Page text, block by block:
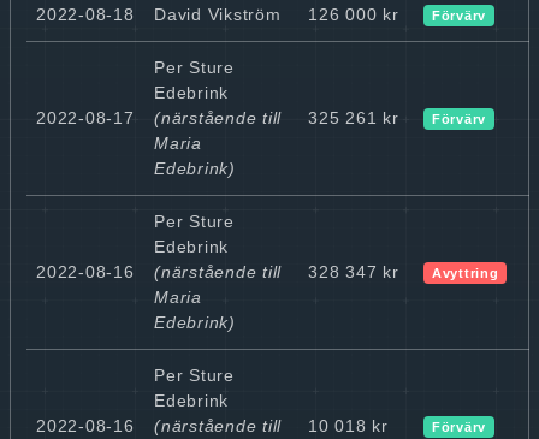
2022-08-18 David Vikström 126 000 kr Förvärv
2022-08-17
Per Sture
Edebrink
(närstående till
Maria
Edebrink)
325 261 kr Förvärv
2022-08-16
Per Sture
Edebrink
(närstående till
Maria
Edebrink)
328 347 kr Avyttring
2022-08-16
Per Sture
Edebrink
(närstående till
10 018 kr Förvärv